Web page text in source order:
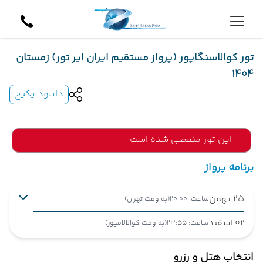
تور کوالاسنگاپور (پرواز مستقیم ایران ایر تور) زمستان
1404
دانلود پکیج
این تور منقضی شده است
برنامه پرواز
25 بهمن ساعت: 20:00 (به وقت تهران)
02 اسفند ساعت: 23:55 (به وقت کوالالامپور)
تهران ,
انتخاب هتل و رزرو